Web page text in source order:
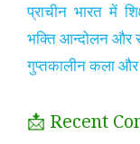
प्राचीन भारत में
भक्ति आन्दोलन और
गुप्तकालीन कला और
📩 Recent